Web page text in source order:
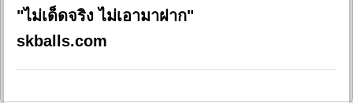
"ไม่เด็ดจริง ไม่เอามาฝาก"
skballs.com